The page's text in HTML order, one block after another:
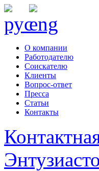
О компании
Работодателю
Соискателю
Клиенты
Вопрос-ответ
Пресса
Статьи
Контакты